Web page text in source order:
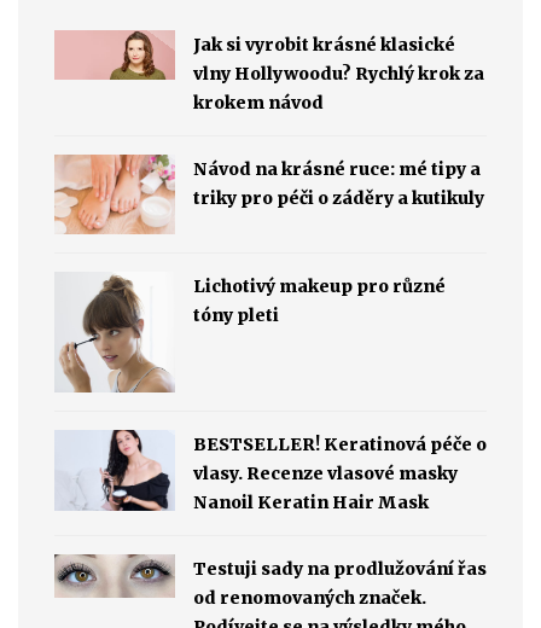
Jak si vyrobit krásné klasické
vlny Hollywoodu? Rychlý krok za
krokem návod
Návod na krásné ruce: mé tipy a
triky pro péči o záděry a kutikuly
Lichotivý makeup pro různé
tóny pleti
BESTSELLER! Keratinová péče o
vlasy. Recenze vlasové masky
Nanoil Keratin Hair Mask
Testuji sady na prodlužování řas
od renomovaných značek.